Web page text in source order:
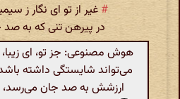
# غیر از تو ای نگار ز
در پیرهن تنی که به
هوش مصنوعی: جز تو، ای
می‌تواند شایستگی داشته
ارزشش به صد جان می‌رسد،